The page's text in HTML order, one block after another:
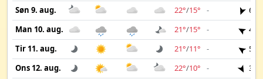
Søn 9. aug.
22°/15° -
6
Man 10. aug.
21°/15° -
4
Tir 11. aug.
21°/11° -
5
Ons 12. aug.
22°/10° -
3